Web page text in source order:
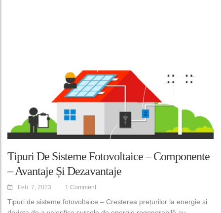
Tipuri De Sisteme Fotovoltaice – Componente
– Avantaje Și Dezavantaje
Feb. 7, 2023 1 Comment
Tipuri de sisteme fotovoltaice – Creșterea prețurilor la energie și